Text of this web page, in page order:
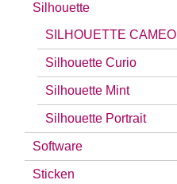
Silhouette
SILHOUETTE CAMEO
Silhouette Curio
Silhouette Mint
Silhouette Portrait
Software
Sticken